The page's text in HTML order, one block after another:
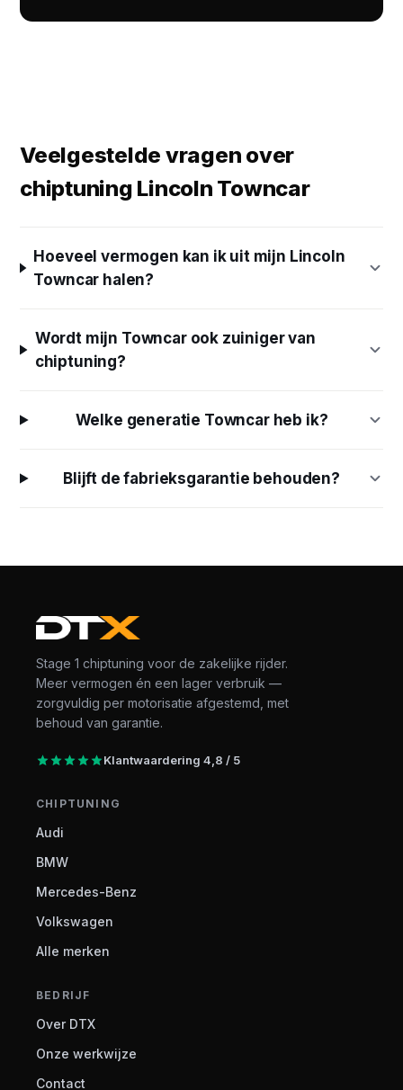
Veelgestelde vragen over
chiptuning Lincoln Towncar
Hoeveel vermogen kan ik uit mijn Lincoln
Towncar halen?
Wordt mijn Towncar ook zuiniger van
chiptuning?
Welke generatie Towncar heb ik?
Blijft de fabrieksgarantie behouden?
Stage 1 chiptuning voor de zakelijke rijder.
Meer vermogen én een lager verbruik —
zorgvuldig per motorisatie afgestemd, met
behoud van garantie.
Klantwaardering 4,8 / 5
CHIPTUNING
Audi
BMW
Mercedes-Benz
Volkswagen
Alle merken
BEDRIJF
Over DTX
Onze werkwijze
Contact